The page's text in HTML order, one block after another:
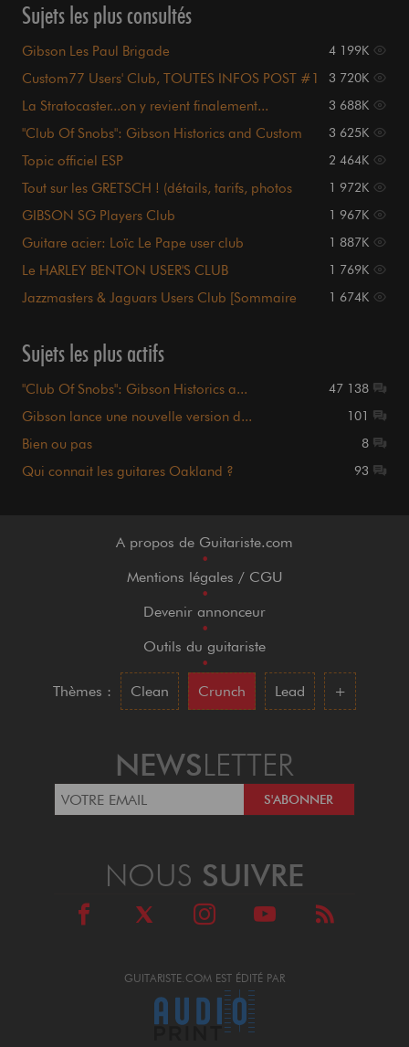
Sujets les plus consultés
Gibson Les Paul Brigade 4 199K
Custom77 Users' Club, TOUTES INFOS POST #1
3 720K
La Stratocaster...on y revient finalement... 3 688K
"Club Of Snobs": Gibson Historics and Custom
3 625K
Topic officiel ESP 2 464K
Tout sur les GRETSCH ! (détails, tarifs, photos
1 972K
GIBSON SG Players Club 1 967K
Guitare acier: Loïc Le Pape user club 1 887K
Le HARLEY BENTON USER'S CLUB 1 769K
Jazzmasters & Jaguars Users Club [Sommaire
1 674K
Sujets les plus actifs
"Club Of Snobs": Gibson Historics a... 47 138
Gibson lance une nouvelle version d... 101
Bien ou pas 8
Qui connait les guitares Oakland ? 93
A propos de Guitariste.com
•
Mentions légales / CGU
•
Devenir annonceur
•
Outils du guitariste
•
Thèmes :
Clean Crunch Lead +
NEWSLETTER
GUITARISTE.COM EST ÉDITÉ PAR
NOUS SUIVRE